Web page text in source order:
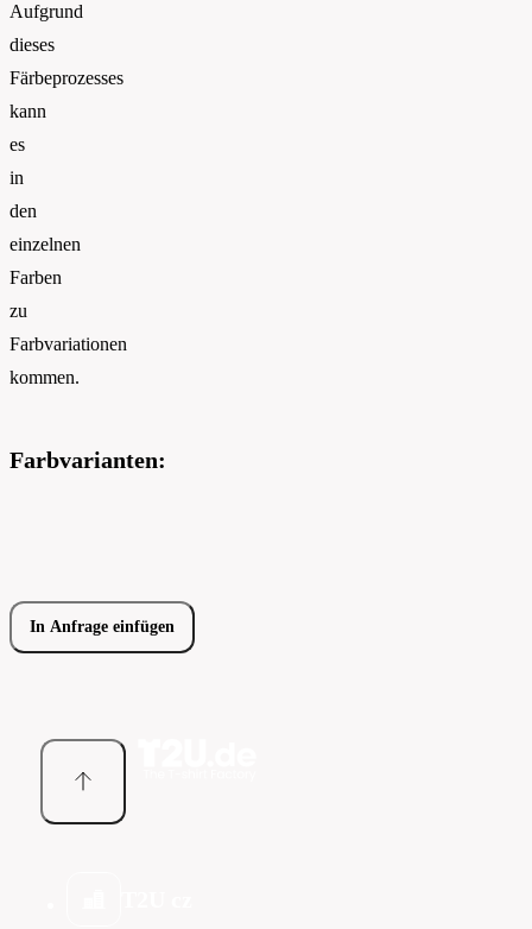
Aufgrund
dieses
Färbeprozesses
kann
es
in
den
einzelnen
Farben
zu
Farbvariationen
kommen.
Farbvarianten:
In Anfrage einfügen